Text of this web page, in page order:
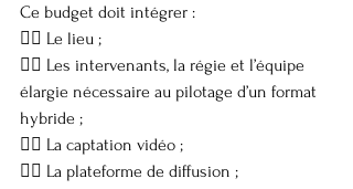
Ce budget doit intégrer :
👉🏼 Le lieu ;
👉🏼 Les intervenants, la régie et l’équipe
élargie nécessaire au pilotage d’un format
hybride ;
👉🏼 La captation vidéo ;
👉🏼 La plateforme de diffusion ;